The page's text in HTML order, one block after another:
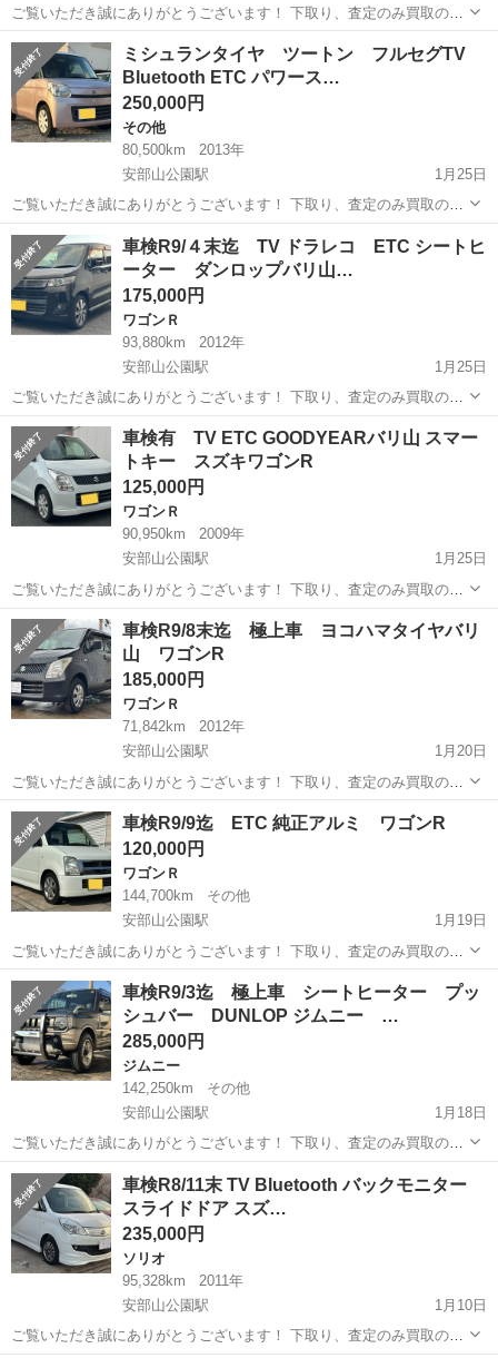
ご覧いただき誠にありがとうございます！ 下取り、査定のみ買取のみ
も大歓迎です♩ クレジット決済も対応しております！ 掲載は随時更新
しております！ 是非他の車両もご覧ください♩ ✔︎ワンオーナー ✔︎極上
車 ✔︎自動車税、...
福岡 北九州市 安部山公園駅 アルトラパン
ミシュランタイヤ ツートン フルセグTV
Bluetooth ETC パワース…
250,000円
その他
80,500km
2013年
安部山公園駅
1月25日
ご覧いただき誠にありがとうございます！ 下取り、査定のみ買取のみ
も大歓迎です♩ クレジット決済も対応しております！ 掲載は随時更新
しております！ 是非他の車両もご覧ください♩ ✔︎美車 ✔︎自動車税、リ
サイクル料金等込み...
福岡 北九州市 安部山公園駅 その他
車検R9/４末迄 TV ドラレコ ETC シートヒ
ーター ダンロップバリ山…
175,000円
ワゴンＲ
93,880km
2012年
安部山公園駅
1月25日
ご覧いただき誠にありがとうございます！ 下取り、査定のみ買取のみ
も大歓迎です♩ クレジット決済も対応しております！ 掲載は随時更新
しております！ 是非他の車両もご覧ください♩ ✔︎自動車税、リサイク
ル料金等込み ✔︎車検...
福岡 北九州市 安部山公園駅 ワゴンR
車検有 TV ETC GOODYEARバリ山 スマー
トキー スズキワゴンR
125,000円
ワゴンＲ
90,950km
2009年
安部山公園駅
1月25日
ご覧いただき誠にありがとうございます！ 下取り、査定のみ買取のみ
も大歓迎です♩ クレジット決済も対応しております！ 掲載は随時更新
しております！ 是非他の車両もご覧ください♩ ✔︎美車 ✔︎自動車税、リ
サイクル料金等込み...
福岡 北九州市 安部山公園駅 ワゴンＲ ワゴンR
車検R9/8末迄 極上車 ヨコハマタイヤバリ
山 ワゴンR
185,000円
ワゴンＲ
71,842km
2012年
安部山公園駅
1月20日
ご覧いただき誠にありがとうございます！ 下取り、査定のみ買取のみ
も大歓迎です♩ クレジット決済も対応しております！ 掲載は随時更新
しております！ 是非他の車両もご覧ください♩ ✔︎極上車 ✔︎車検 令和
9年8月30日まで...
福岡 北九州市 安部山公園駅 ワゴンＲ ワゴンR
車検R9/9迄 ETC 純正アルミ ワゴンR
120,000円
ワゴンＲ
144,700km
その他
安部山公園駅
1月19日
ご覧いただき誠にありがとうございます！ 下取り、査定のみ買取のみ
も大歓迎です♩ クレジット決済も対応しております！ 掲載は随時更新
しております！ 是非他の車両もご覧ください♩ ✔︎自動車税、リサイク
ル料金等込み ✔︎ET...
福岡 北九州市 安部山公園駅 ワゴンＲ ワゴンR
車検R9/3迄 極上車 シートヒーター プッ
シュバー DUNLOP ジムニー …
285,000円
ジムニー
142,250km
その他
安部山公園駅
1月18日
ご覧いただき誠にありがとうございます！ 下取り、査定のみ買取のみ
も大歓迎です♩ クレジット決済も対応しております！ 掲載は随時更新
しております！ 是非他の車両もご覧ください♩ ✔︎極上車 ✔︎車検 令和
9年3月まで ✔︎...
福岡 北九州市 安部山公園駅 車両
車検R8/11末 TV Bluetooth バックモニター
スライドドア スズ…
235,000円
ソリオ
95,328km
2011年
安部山公園駅
1月10日
ご覧いただき誠にありがとうございます！ 下取り、査定のみ買取のみ